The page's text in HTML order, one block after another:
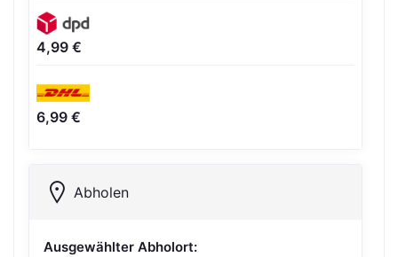
4,99 €
6,99 €
Abholen
Ausgewählter Abholort: